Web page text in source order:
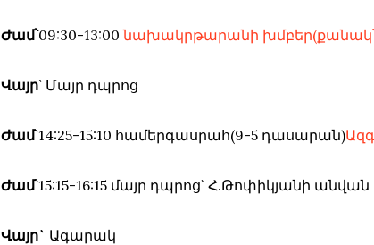
Ժամ՝09:30-13:00նախակրթարանի
Վայր` Մայր դպրոց
Ժամ`14:25-15:10 համերգասրահ(9-5 դասարան)
Ժամ՝15:15-16:15 մայր դպրոց` Հ.Թոփիկյանի
Վայր` Ագարակ